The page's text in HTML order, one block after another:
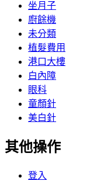
坐月子
廚餘機
未分類
植髮費用
港口大樓
白內障
眼科
童顏針
美白針
其他操作
登入